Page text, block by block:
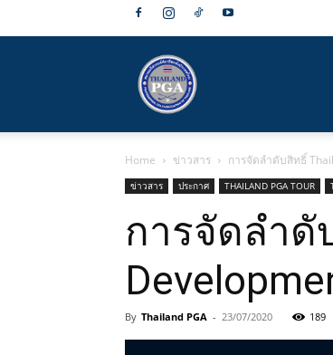
กีฬา
กอล์ฟ
Home ข่าวสาร การจัดลำดับสิทธิ์
ข่าวสาร ประกาศ THAILAND PGA TOUR
การจัดลำดั
By Thailand PGA - 23/07/2020 189